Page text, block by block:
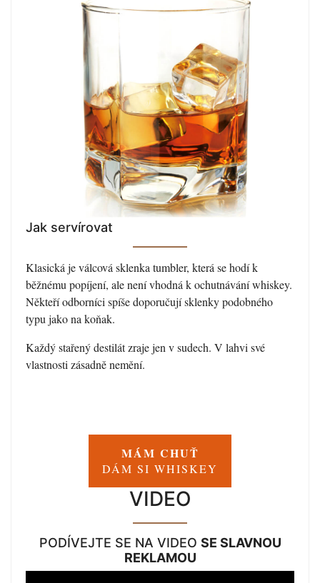
Jak servírovat
Klasická je válcová sklenka tumbler, která se hodí k
běžnému popíjení, ale není vhodná k ochutnávání whiskey.
Někteří odborníci spíše doporučují sklenky podobného
typu jako na koňak.
Každý stařený destilát zraje jen v sudech. V lahvi své
vlastnosti zásadně nemění.
MÁM CHUŤ
DÁM SI WHISKEY
VIDEO
PODÍVEJTE SE NA VIDEO SE SLAVNOU
REKLAMOU